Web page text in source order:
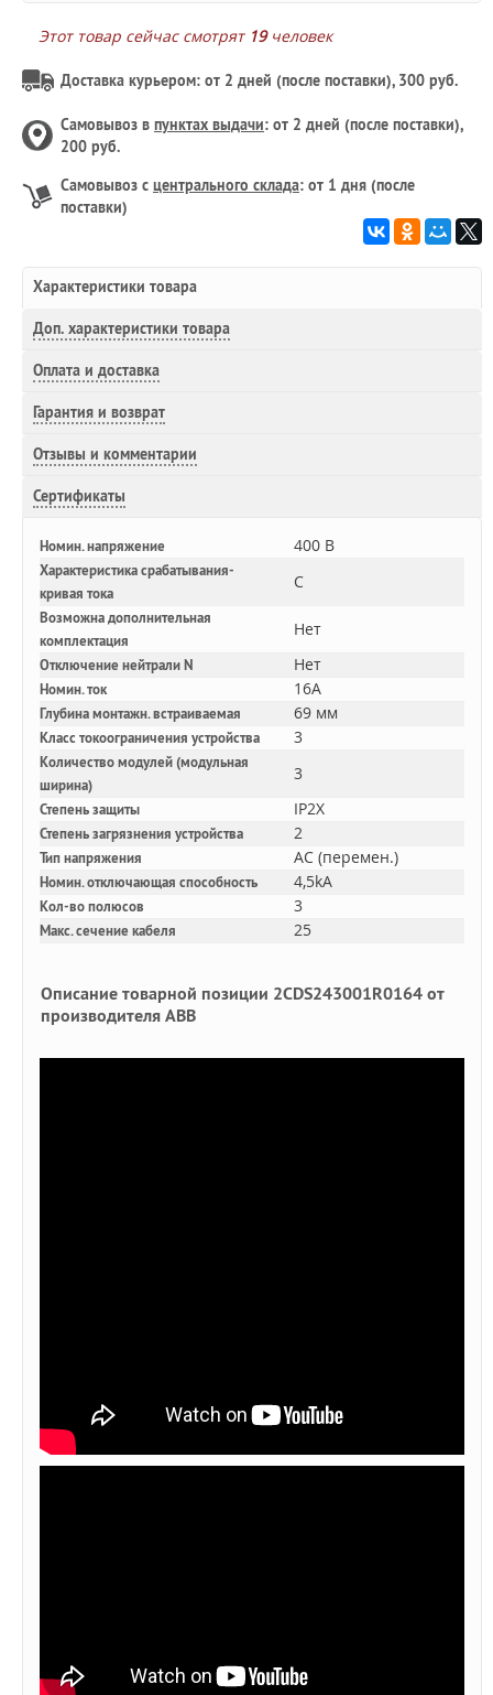
Этот товар сейчас смотрят 19человек
Доставка курьером: от 2 дней (после поставки), 300 руб.
Самовывоз в пунктах выдачи: от 2 дней (после поставки),
200 руб.
Самовывоз с центрального склада: от 1 дня (после
поставки)
Характеристики товара
Доп. характеристики товара
Оплата и доставка
Гарантия и возврат
Отзывы и комментарии
Сертификаты
Номин. напряжение 400 В
Характеристика срабатывания-
кривая тока
C
Возможна дополнительная
комплектация
Нет
Отключение нейтрали N Нет
Номин. ток 16A
Глубина монтажн. встраиваемая 69 мм
Класс токоограничения устройства 3
Количество модулей (модульная
ширина)
3
Степень защиты IP2X
Степень загрязнения устройства 2
Тип напряжения AC (перемен.)
Номин. отключающая способность 4,5kA
Кол-во полюсов 3
Макс. сечение кабеля 25
Описание товарной позиции 2CDS243001R0164 от
производителя ABB